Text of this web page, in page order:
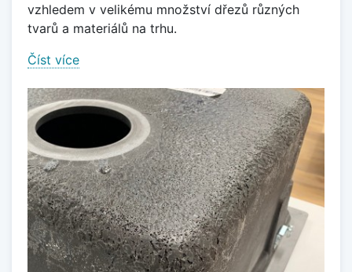
vzhledem v velikému množství dřezů různých
tvarů a materiálů na trhu.
Číst více